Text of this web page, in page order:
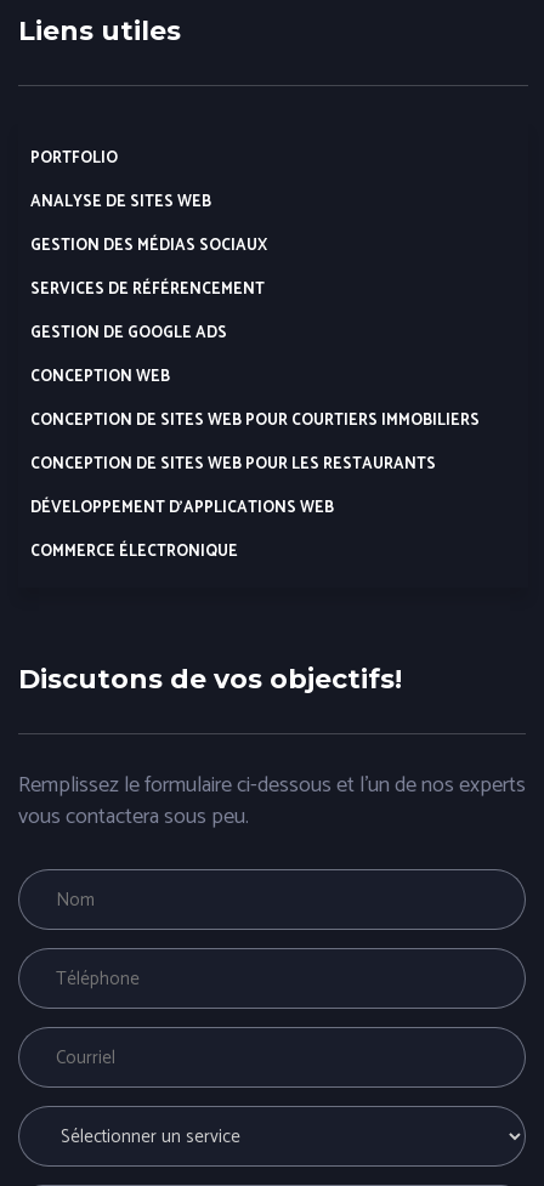
Liens utiles
PORTFOLIO
ANALYSE DE SITES WEB
GESTION DES MÉDIAS SOCIAUX
SERVICES DE RÉFÉRENCEMENT
GESTION DE GOOGLE ADS
CONCEPTION WEB
CONCEPTION DE SITES WEB POUR COURTIERS IMMOBILIERS
CONCEPTION DE SITES WEB POUR LES RESTAURANTS
DÉVELOPPEMENT D’APPLICATIONS WEB
COMMERCE ÉLECTRONIQUE
Discutons de vos objectifs!
Remplissez le formulaire ci-dessous et l'un de nos experts
vous contactera sous peu.